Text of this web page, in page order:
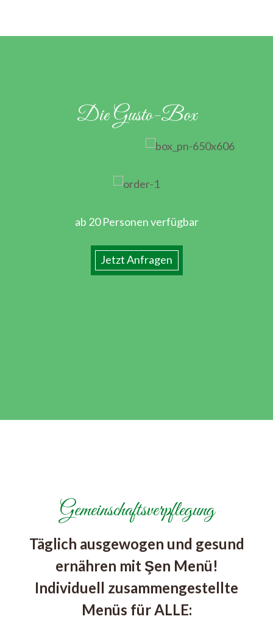
Die Gusto-Box
ab 20 Personen verfügbar
Jetzt Anfragen
Gemeinschaftsverpflegung
Täglich ausgewogen und gesund
ernähren mit Şen Menü!
Individuell zusammengestellte
Menüs für ALLE: